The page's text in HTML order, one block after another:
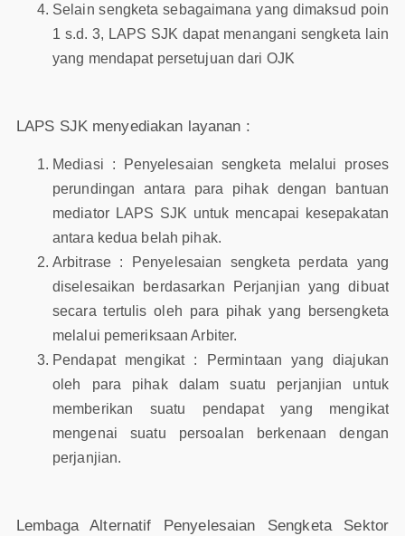
Selain sengketa sebagaimana yang dimaksud poin
1 s.d. 3, LAPS SJK dapat menangani sengketa lain
yang mendapat persetujuan dari OJK
LAPS SJK menyediakan layanan :
Mediasi : Penyelesaian sengketa melalui proses
perundingan antara para pihak dengan bantuan
mediator LAPS SJK untuk mencapai kesepakatan
antara kedua belah pihak.
Arbitrase : Penyelesaian sengketa perdata yang
diselesaikan berdasarkan Perjanjian yang dibuat
secara tertulis oleh para pihak yang bersengketa
melalui pemeriksaan Arbiter.
Pendapat mengikat : Permintaan yang diajukan
oleh para pihak dalam suatu perjanjian untuk
memberikan suatu pendapat yang mengikat
mengenai suatu persoalan berkenaan dengan
perjanjian.
Lembaga Alternatif Penyelesaian Sengketa Sektor